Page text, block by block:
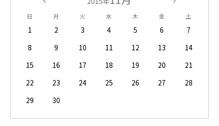
日 月 火 水 木 金 土
1 2 3 4 5 6
7
8
9 10 11 12 13
14
15
16 17 18 19 20
21
22
23 24 25 26 27
28
29
30